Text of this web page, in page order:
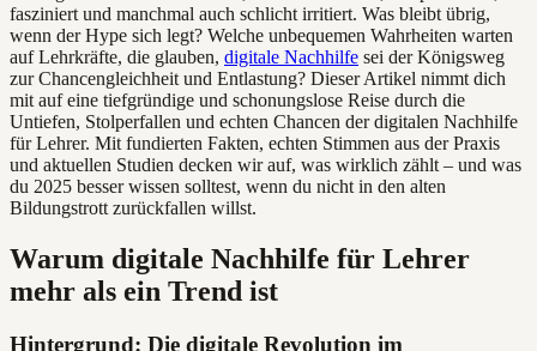
fasziniert und manchmal auch schlicht irritiert. Was bleibt übrig,
wenn der Hype sich legt? Welche unbequemen Wahrheiten warten
auf Lehrkräfte, die glauben, digitale Nachhilfe sei der Königsweg
zur Chancengleichheit und Entlastung? Dieser Artikel nimmt dich
mit auf eine tiefgründige und schonungslose Reise durch die
Untiefen, Stolperfallen und echten Chancen der digitalen Nachhilfe
für Lehrer. Mit fundierten Fakten, echten Stimmen aus der Praxis
und aktuellen Studien decken wir auf, was wirklich zählt – und was
du 2025 besser wissen solltest, wenn du nicht in den alten
Bildungstrott zurückfallen willst.
Warum digitale Nachhilfe für Lehrer
mehr als ein Trend ist
Hintergrund: Die digitale Revolution im